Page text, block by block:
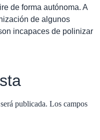
de forma autónoma. A
de algunos
incapaces de polinizar
publicada. Los campos